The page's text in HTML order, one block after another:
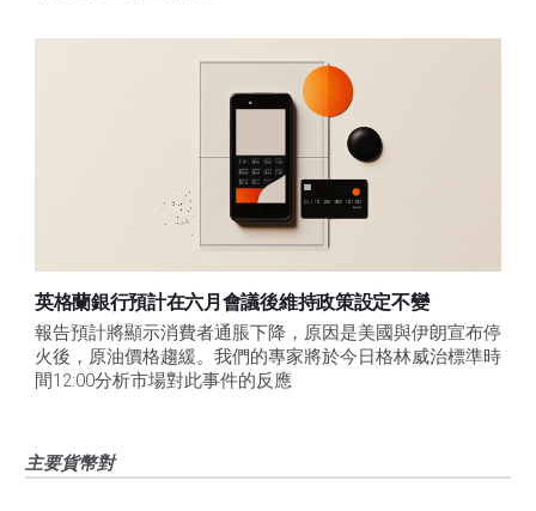
英格蘭銀行預計在六月會議後維持政策設定不變
報告預計將顯示消費者通脹下降，原因是美國與伊朗宣布停
火後，原油價格趨緩。我們的專家將於今日格林威治標準時
間12:00分析市場對此事件的反應
主要貨幣對